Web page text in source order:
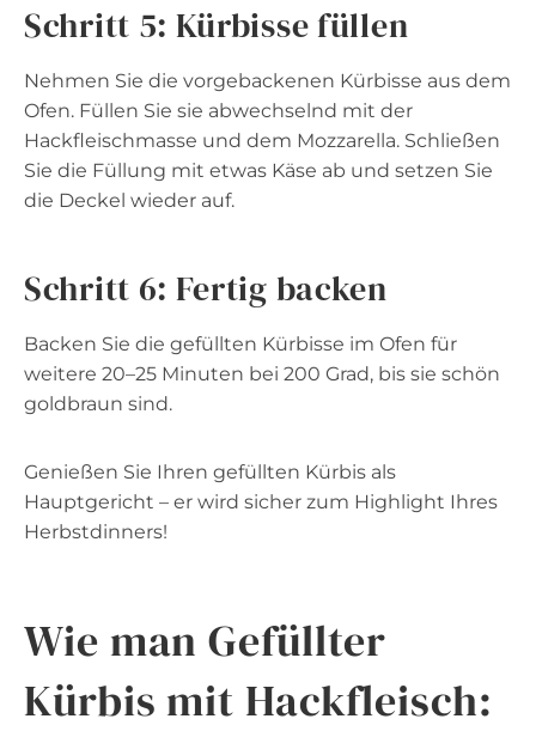
Schritt 5: Kürbisse füllen
Nehmen Sie die vorgebackenen Kürbisse aus dem
Ofen. Füllen Sie sie abwechselnd mit der
Hackfleischmasse und dem Mozzarella. Schließen
Sie die Füllung mit etwas Käse ab und setzen Sie
die Deckel wieder auf.
Schritt 6: Fertig backen
Backen Sie die gefüllten Kürbisse im Ofen für
weitere 20–25 Minuten bei 200 Grad, bis sie schön
goldbraun sind.
Genießen Sie Ihren gefüllten Kürbis als
Hauptgericht – er wird sicher zum Highlight Ihres
Herbstdinners!
Wie man Gefüllter
Kürbis mit Hackfleisch: